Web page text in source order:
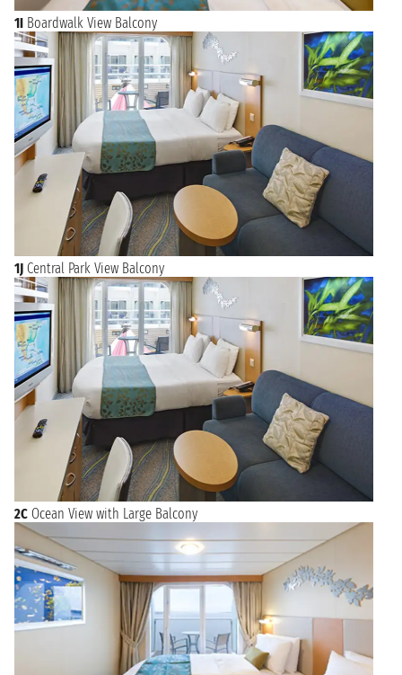
1I Boardwalk View Balcony
1J Central Park View Balcony
2C Ocean View with Large Balcony